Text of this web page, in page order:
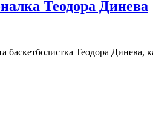
Теодора Динева
Теодора Динева,